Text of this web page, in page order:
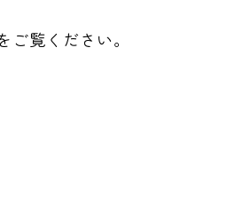
ご覧ください。